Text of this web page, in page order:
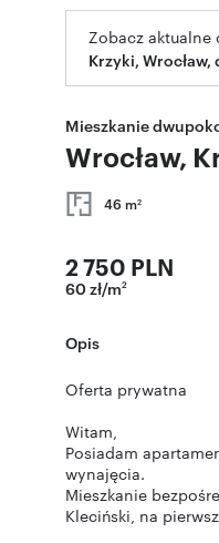
Zobacz aktualne
Krzyki,
Mieszkanie
Wrocław,
46 m2
2 750 PLN
60 zł/m2
Opis
Oferta prywatna
Witam,
Posiadam
wynajęcia.
Mieszkanie
Kleciński, na